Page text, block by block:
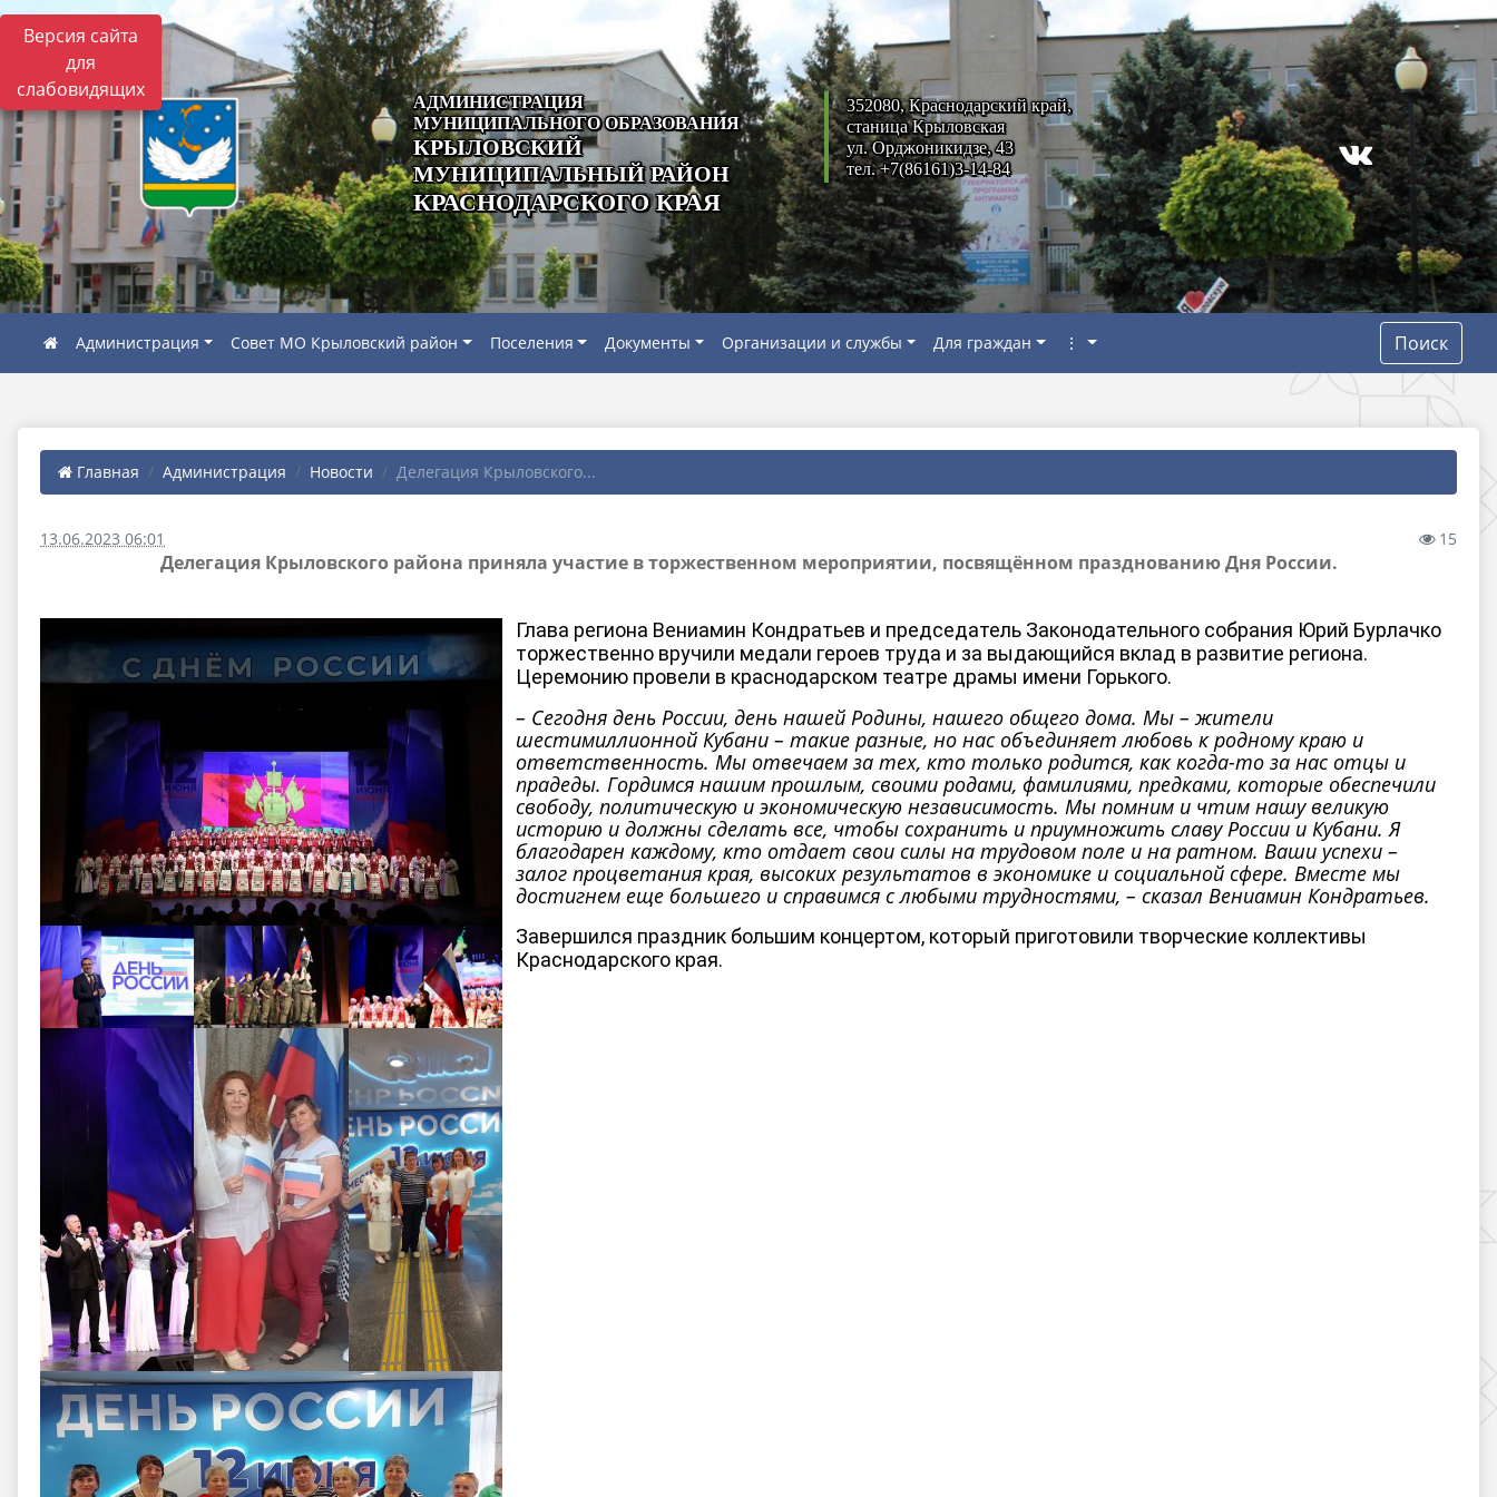
Версия сайта
для
слабовидящих
АДМИНИСТРАЦИЯ
МУНИЦИПАЛЬНОГО ОБРАЗОВАНИЯ
КРЫЛОВСКИЙ
МУНИЦИПАЛЬНЫЙ РАЙОН
КРАСНОДАРСКОГО КРАЯ
352080, Краснодарский край,
станица Крыловская
ул. Орджоникидзе, 43
тел. +7(86161)3-14-84
Администрация Совет МО Крыловский район Поселения Документы Организации и службы Для граждан ⋮ Поиск
Главная Администрация Новости Делегация Крыловского...
13.06.2023 06:01 15
Делегация Крыловского района приняла участие в торжественном мероприятии, посвящённом празднованию Дня России.
Глава региона Вениамин Кондратьев и председатель Законодательного собрания Юрий Бурлачко
торжественно вручили медали героев труда и за выдающийся вклад в развитие региона.
Церемонию провели в краснодарском театре драмы имени Горького.
– Сегодня день России, день нашей Родины, нашего общего дома. Мы – жители
шестимиллионной Кубани – такие разные, но нас объединяет любовь к родному краю и
ответственность. Мы отвечаем за тех, кто только родится, как когда-то за нас отцы и
прадеды. Гордимся нашим прошлым, своими родами, фамилиями, предками, которые обеспечили
свободу, политическую и экономическую независимость. Мы помним и чтим нашу великую
историю и должны сделать все, чтобы сохранить и приумножить славу России и Кубани. Я
благодарен каждому, кто отдает свои силы на трудовом поле и на ратном. Ваши успехи –
залог процветания края, высоких результатов в экономике и социальной сфере. Вместе мы
достигнем еще большего и справимся с любыми трудностями, – сказал Вениамин Кондратьев.
Завершился праздник большим концертом, который приготовили творческие коллективы
Краснодарского края.